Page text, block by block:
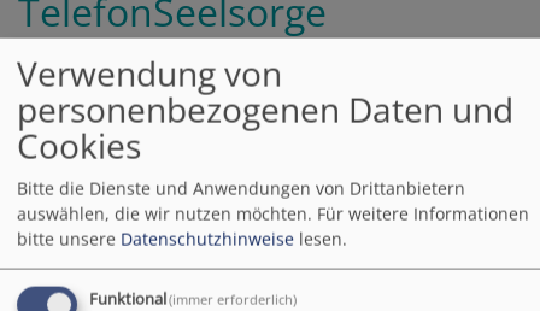
TelefonSeelsorge
Ostoberfranken
Die TelefonSeelsorge
Juli in Bayreuth von der
Versicherungskammer
Stiftung mit dem
Ehrenamtspreis 2026 für
den Regierungsbezirk
Verwendung von
personenbezogenen Daten und
Cookies
Bitte die Dienste und Anwendungen von Drittanbietern
auswählen, die wir nutzen möchten. Für weitere Informationen
bitte unsere Datenschutzhinweise lesen.
Funktional(immer erforderlich)